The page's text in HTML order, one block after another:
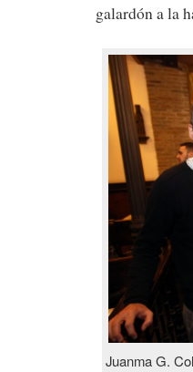
galardón a la
Juanma G.